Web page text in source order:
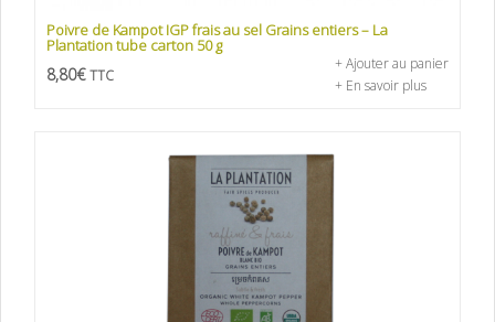
Poivre de Kampot IGP frais au sel Grains entiers – La
Plantation tube carton 50 g
8,80€ TTC
+ Ajouter au panier
+ En savoir plus